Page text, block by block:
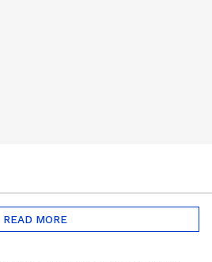
READ MORE